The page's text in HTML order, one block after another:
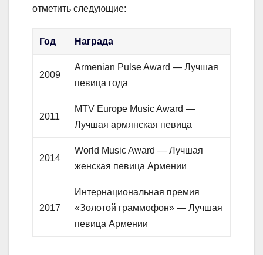
отметить следующие:
Год Награда
2009
Armenian Pulse Award — Лучшая
певица года
2011
MTV Europe Music Award —
Лучшая армянская певица
2014
World Music Award — Лучшая
женская певица Армении
2017
Интернациональная премия
«Золотой граммофон» — Лучшая
певица Армении